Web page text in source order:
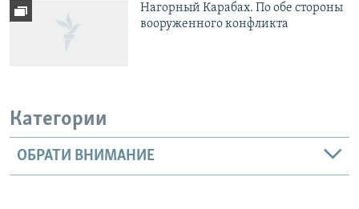
Нагорный Карабах. По обе стороны
вооруженного конфликта
Категории
ОБРАТИ ВНИМАНИЕ